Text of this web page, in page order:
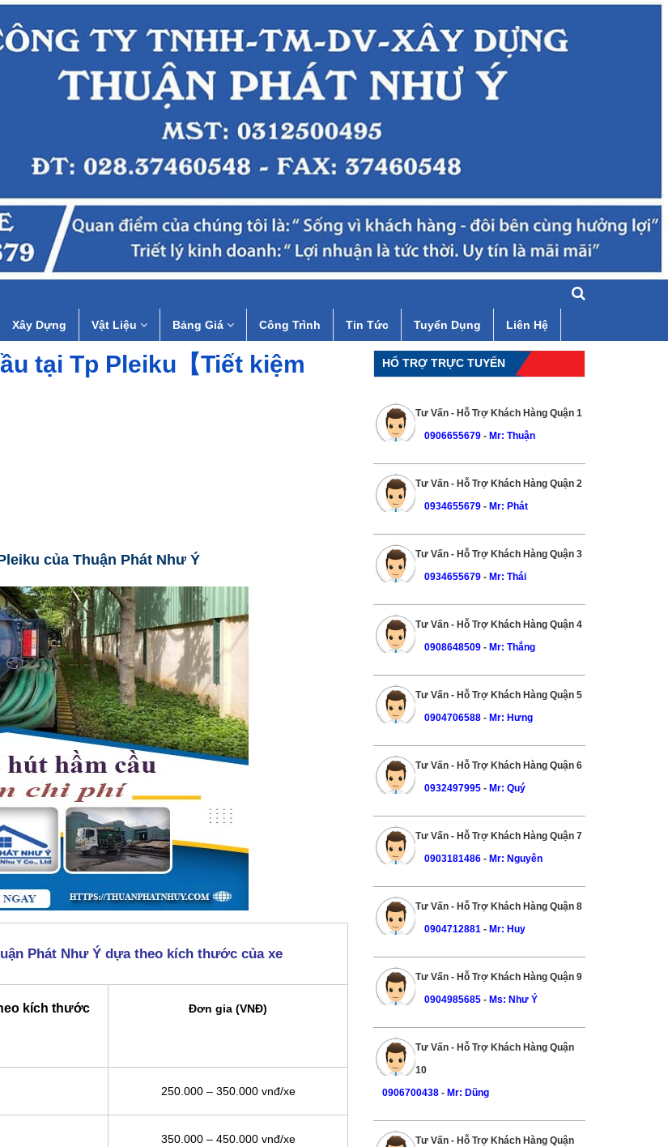
Xây Dựng Vật Liệu Bảng Giá Công Trình Tin Tức Tuyển Dụng Liên Hệ
tại Tp Pleiku【Tiết kiệm
của Thuận Phát Như Ý
Phát Như Ý dựa theo kích thước của xe
kích thước
Đơn gia (VNĐ)
250.000 – 350.000 vnđ/xe
350.000 – 450.000 vnđ/xe
HỔ TRỢ TRỰC TUYẾN
Tư Vấn - Hỗ Trợ Khách Hàng Quận 1
0906655679 - Mr: Thuận
Tư Vấn - Hỗ Trợ Khách Hàng Quận 2
0934655679 - Mr: Phát
Tư Vấn - Hỗ Trợ Khách Hàng Quận 3
0934655679 - Mr: Thái
Tư Vấn - Hỗ Trợ Khách Hàng Quận 4
0908648509 - Mr: Thắng
Tư Vấn - Hỗ Trợ Khách Hàng Quận 5
0904706588 - Mr: Hưng
Tư Vấn - Hỗ Trợ Khách Hàng Quận 6
0932497995 - Mr: Quý
Tư Vấn - Hỗ Trợ Khách Hàng Quận 7
0903181486 - Mr: Nguyên
Tư Vấn - Hỗ Trợ Khách Hàng Quận 8
0904712881 - Mr: Huy
Tư Vấn - Hỗ Trợ Khách Hàng Quận 9
0904985685 - Ms: Như Ý
Tư Vấn - Hỗ Trợ Khách Hàng Quận
10
0906700438- Mr: Dũng
Tư Vấn - Hỗ Trợ Khách Hàng Quận